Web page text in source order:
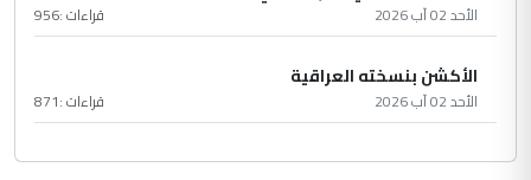
الأحد 02 آب 2026 قراءات :956
الأكشن بنسخته العراقية
الأحد 02 آب 2026 قراءات :871